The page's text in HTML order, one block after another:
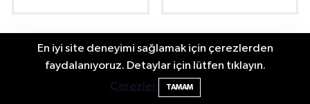
En iyi site deneyimi sağlamak için çerezlerden
faydalanıyoruz. Detaylar için lütfen tıklayın.
Çerezler
TAMAM
10:43 Bartın Sahillerinde 2 Ayda 271 Kişi
Ölümden Döndü